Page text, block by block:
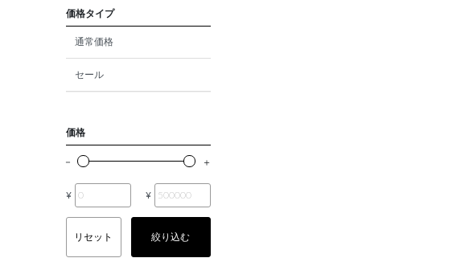
エメラルド
パール
ムーンストーン
トルマリン
オパール
価格タイプ
通常価格
セール
価格
¥ ¥
リセット 絞り込む